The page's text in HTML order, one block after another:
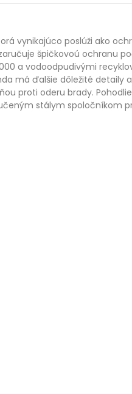
vynikajúco poslúži ako
špičkovoú ochranu
a vodoodpudivými
má ďalšie dôležité
proti oderu brady.
stálym spoločníkom